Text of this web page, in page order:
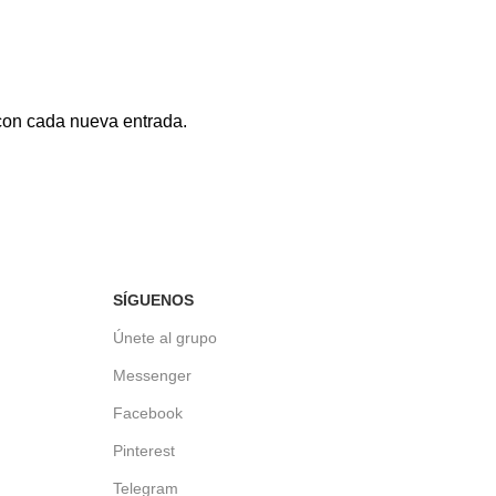
cada nueva entrada.
SÍGUENOS
Únete al grupo
Messenger
Facebook
Pinterest
Telegram